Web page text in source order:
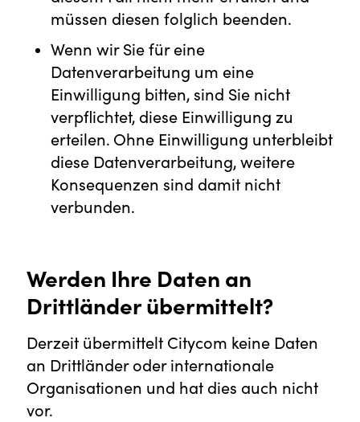
müssen diesen folglich beenden.
Wenn wir Sie für eine
Datenverarbeitung um eine
Einwilligung bitten, sind Sie nicht
verpflichtet, diese Einwilligung zu
erteilen. Ohne Einwilligung unterbleibt
diese Datenverarbeitung, weitere
Konsequenzen sind damit nicht
verbunden.
Werden Ihre Daten an
Drittländer übermittelt?
Derzeit übermittelt Citycom keine Daten
an Drittländer oder internationale
Organisationen und hat dies auch nicht
vor.